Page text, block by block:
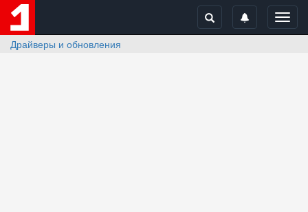
Драйверы и обновления